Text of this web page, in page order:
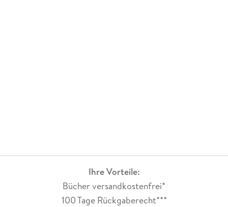
Ihre Vorteile:
Bücher versandkostenfrei*
100 Tage Rückgaberecht***